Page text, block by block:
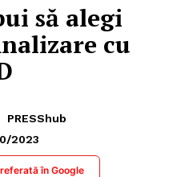
să alegi
cu
PRESShub
2023
în Google